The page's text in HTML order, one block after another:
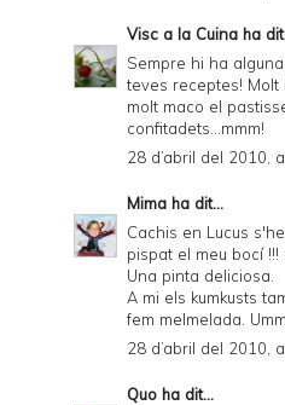
Visc a la Cuina ha
Sempre hi ha
teves receptes! Molt
molt maco el
confitadets...mmm!
28 d’abril del 2010,
Mima ha dit...
Cachis en Lucus
pispat el meu bocí !!!
Una pinta deliciosa.
A mi els kumkusts
fem melmelada.
28 d’abril del 2010,
Quo ha dit...